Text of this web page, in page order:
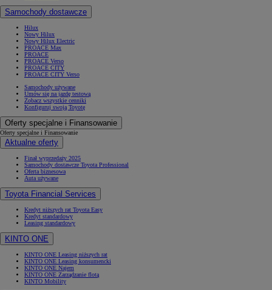
Samochody dostawcze
Hilux
Nowy Hilux
Nowy Hilux Electric
PROACE Max
PROACE
PROACE Verso
PROACE CITY
PROACE CITY Verso
Samochody używane
Umów się na jazdę testową
Zobacz wszystkie cenniki
Konfiguruj swoją Toyotę
Oferty specjalne i Finansowanie
Oferty specjalne i Finansowanie
Aktualne oferty
Finał wyprzedaży 2025
Samochody dostawcze Toyota Professional
Oferta biznesowa
Auta używane
Toyota Financial Services
Kredyt niższych rat Toyota Easy
Kredyt standardowy
Leasing standardowy
KINTO ONE
KINTO ONE Leasing niższych rat
KINTO ONE Leasing konsumencki
KINTO ONE Najem
KINTO ONE Zarządzanie flotą
KINTO Mobility